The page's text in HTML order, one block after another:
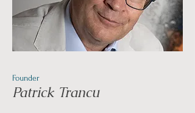
Founder
Patrick Trancu